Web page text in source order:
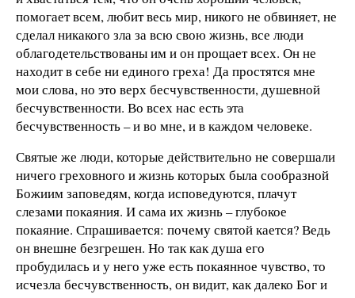
помогает всем, любит весь мир, никого не обвиняет, не
сделал никакого зла за всю свою жизнь, все люди
облагодетельствованы им и он прощает всех. Он не
находит в себе ни единого греха! Да простятся мне
мои слова, но это верх бесчувственности, душевной
бесчувственности. Во всех нас есть эта
бесчувственность – и во мне, и в каждом человеке.
Святые же люди, которые действительно не совершали
ничего греховного и жизнь которых была сообразной
Божиим заповедям, когда исповедуются, плачут
слезами покаяния. И сама их жизнь – глубокое
покаяние. Спрашивается: почему святой кается? Ведь
он внешне безгрешен. Но так как душа его
пробудилась и у него уже есть покаянное чувство, то
исчезла бесчувственность, он видит, как далеко Бог и